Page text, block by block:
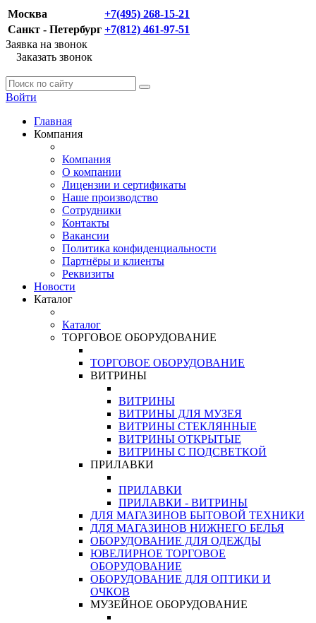
Москва
+7(495) 268-15-21
Санкт - Петербург +7(812) 461-97-51
Заявка на звонок
Заказать звонок
Войти
Главная
Компания
Компания
О компании
Лицензии и сертификаты
Наше производство
Сотрудники
Контакты
Вакансии
Политика конфиденциальности
Партнёры и клиенты
Реквизиты
Новости
Каталог
Каталог
ТОРГОВОЕ ОБОРУДОВАНИЕ
ТОРГОВОЕ ОБОРУДОВАНИЕ
ВИТРИНЫ
ВИТРИНЫ
ВИТРИНЫ ДЛЯ МУЗЕЯ
ВИТРИНЫ СТЕКЛЯННЫЕ
ВИТРИНЫ ОТКРЫТЫЕ
ВИТРИНЫ С ПОДСВЕТКОЙ
ПРИЛАВКИ
ПРИЛАВКИ
ПРИЛАВКИ - ВИТРИНЫ
ДЛЯ МАГАЗИНОВ БЫТОВОЙ ТЕХНИКИ
ДЛЯ МАГАЗИНОВ НИЖНЕГО БЕЛЬЯ
ОБОРУДОВАНИЕ ДЛЯ ОДЕЖДЫ
ЮВЕЛИРНОЕ ТОРГОВОЕ
ОБОРУДОВАНИЕ
ОБОРУДОВАНИЕ ДЛЯ ОПТИКИ И
ОЧКОВ
МУЗЕЙНОЕ ОБОРУДОВАНИЕ